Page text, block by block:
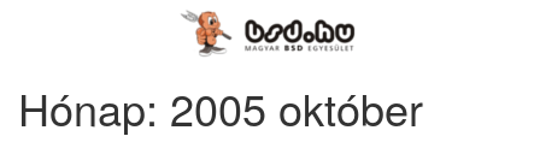
Hónap: 2005 október